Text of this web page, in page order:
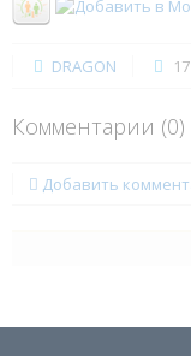
DRAGON
Комментарии (0)
Добавить